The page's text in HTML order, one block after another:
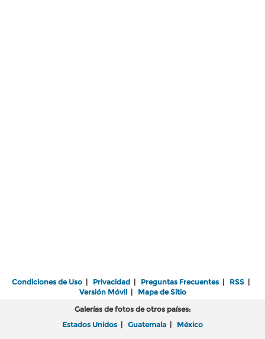
Condiciones de Uso | Privacidad | Preguntas Frecuentes | RSS |
Versión Móvil| Mapa de Sitio
Galerías de fotos de otros países:
Estados Unidos | Guatemala | México